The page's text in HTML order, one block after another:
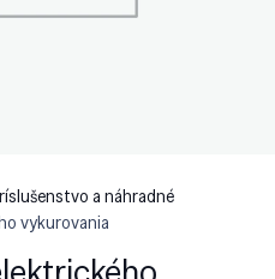
a náhradné
vykurovania